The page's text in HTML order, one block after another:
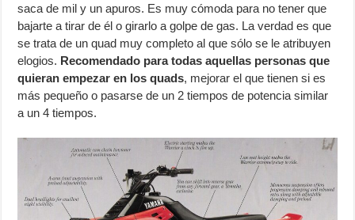
saca de mil y un apuros. Es muy cómoda para no tener que
bajarte a tirar de él o girarlo a golpe de gas. La verdad es que
se trata de un quad muy completo al que sólo se le atribuyen
elogios. Recomendado para todas aquellas personas que
quieran empezar en los quads, mejorar el que tienen si es
más pequeño o pasarse de un 2 tiempos de potencia similar
a un 4 tiempos.